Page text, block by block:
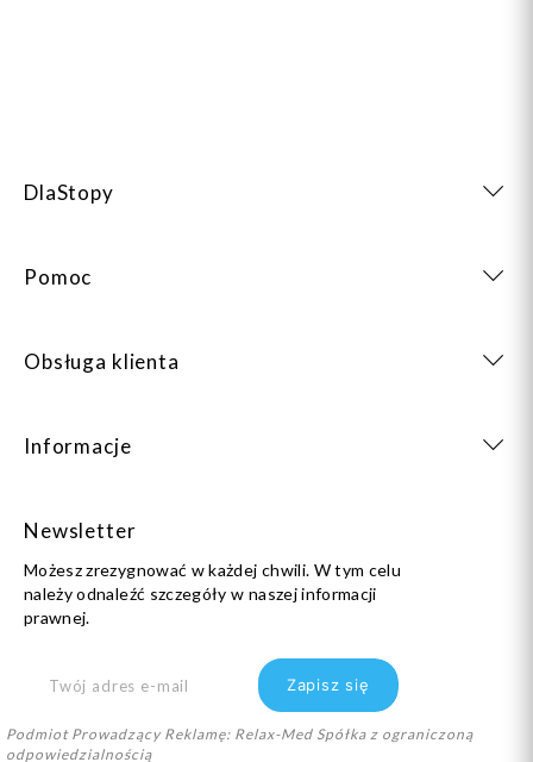
DlaStopy
Pomoc
Obsługa klienta
Informacje
Newsletter
Możesz zrezygnować w każdej chwili. W tym celu
należy odnaleźć szczegóły w naszej informacji
prawnej.
Podmiot Prowadzący Reklamę: Relax-Med Spółka z ograniczoną
odpowiedzialnością